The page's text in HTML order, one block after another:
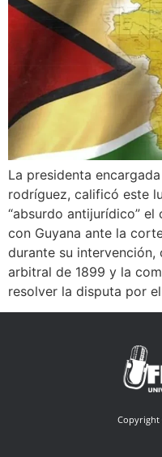
La presidenta
rodríguez, calificó este
“absurdo antijurídico”
con Guyana ante la
durante su
arbitral de 1899 y la
resolver la disputa por